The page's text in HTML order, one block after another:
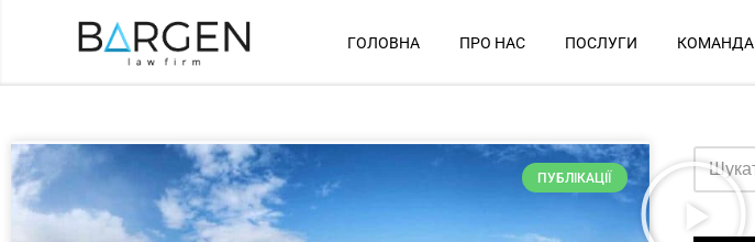
ГОЛОВНА ПРО НАС ПОСЛУГИ КОМАНДА
ПУБЛІКАЦІЇ